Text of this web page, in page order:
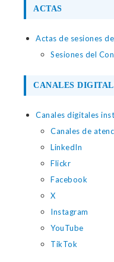
ACTAS
Actas de sesiones
Sesiones del
CANALES
Canales digitales
Canales de
LinkedIn
Flickr
Facebook
X
Instagram
YouTube
TikTok